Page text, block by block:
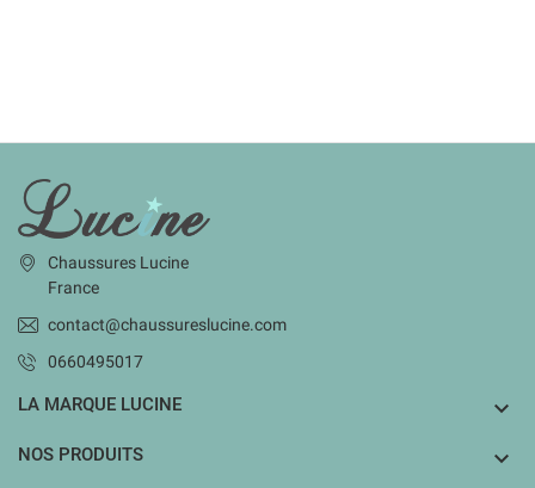
INFORMATIONS
Chaussures Lucine
France
contact@chaussureslucine.com
0660495017
LA MARQUE LUCINE 
NOS PRODUITS 